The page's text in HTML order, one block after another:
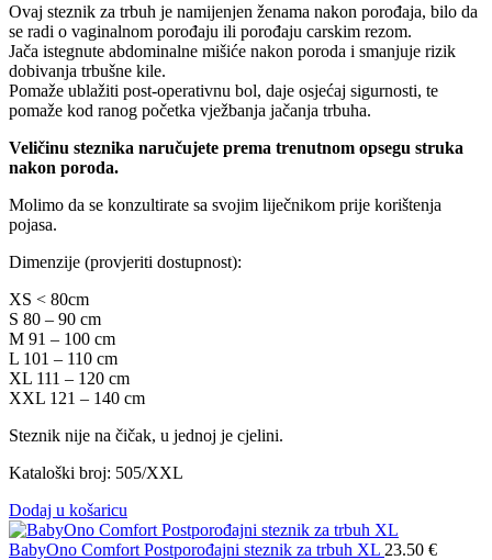
Ovaj steznik za trbuh je namijenjen ženama nakon porođaja, bilo da
se radi o vaginalnom porođaju ili porođaju carskim rezom.
Jača istegnute abdominalne mišiće nakon poroda i smanjuje rizik
dobivanja trbušne kile.
Pomaže ublažiti post-operativnu bol, daje osjećaj sigurnosti, te
pomaže kod ranog početka vježbanja jačanja trbuha.
Veličinu steznika naručujete prema trenutnom opsegu struka
nakon poroda.
Molimo da se konzultirate sa svojim liječnikom prije korištenja
pojasa.
Dimenzije (provjeriti dostupnost):
XS < 80cm
S 80 – 90 cm
M 91 – 100 cm
L 101 – 110 cm
XL 111 – 120 cm
XXL 121 – 140 cm
Steznik nije na čičak, u jednoj je cjelini.
Kataloški broj: 505/XXL
Dodaj u košaricu
BabyOno Comfort Postporođajni steznik za trbuh XL 23.50 €